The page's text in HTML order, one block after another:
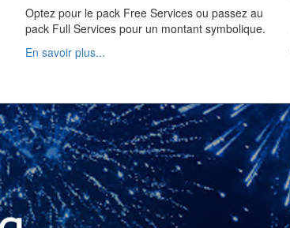
Optez pour le pack Free Services ou passez au
pack Full Services pour un montant symbolique.
En savoir plus...